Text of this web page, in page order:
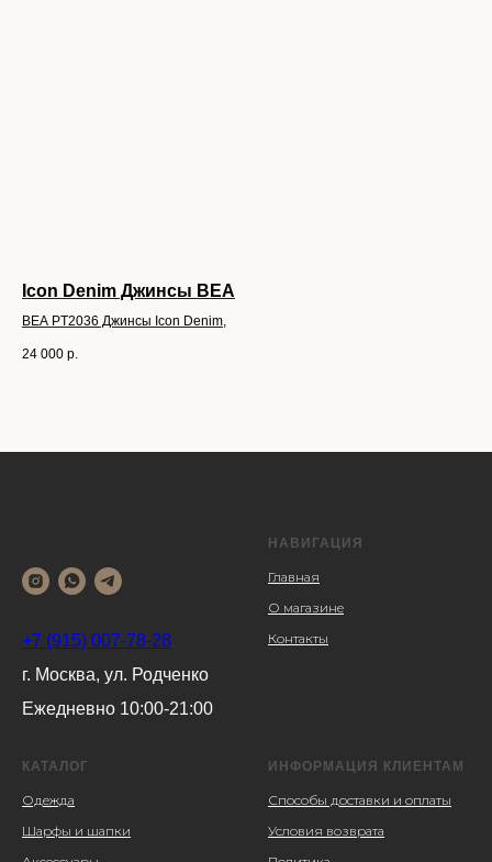
Icon Denim Джинсы BEA
BEA PT2036 Джинсы Icon Denim,
24 000 р.
+7 (915) 007-78-28
г. Москва, ул. Родченко
Ежедневно 10:00-21:00
НАВИГАЦИЯ
Главная
О магазине
Контакты
КАТАЛОГ
Одежда
Шарфы и шапки
ИНФОРМАЦИЯ КЛИЕНТАМ
Способы доставки и оплаты
Условия возврата